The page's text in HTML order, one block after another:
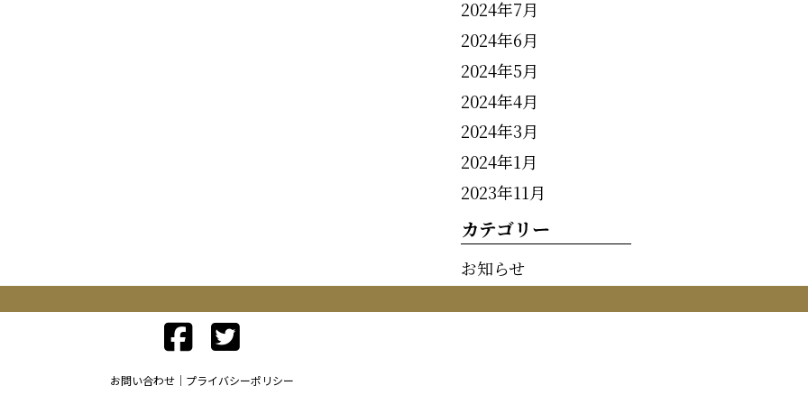
2024年7月
2024年6月
2024年5月
2024年4月
2024年3月
2024年1月
2023年11月
カテゴリー
お知らせ
お問い合わせ プライバシーポリシー